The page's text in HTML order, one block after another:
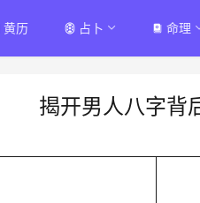
黄历 占卜 命理
揭开男人八字背